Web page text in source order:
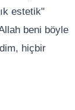
estetik"
beni böyle
hiçbir